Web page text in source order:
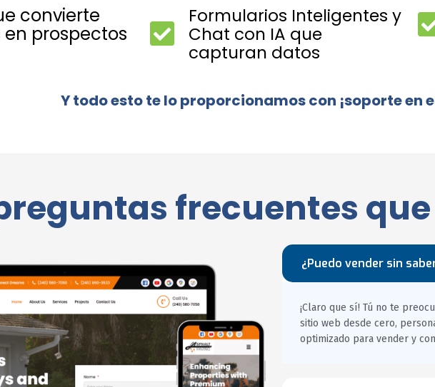
convierte
prospectos
Formularios Inteligentes y
Chat con IA que
capturan datos
Y todo esto te lo proporcionamos con ¡soporte en
frecuentes
¿Puedo vender sin
¡Claro que sí! Tú no te
sitio web desde cero,
optimizado para vender y